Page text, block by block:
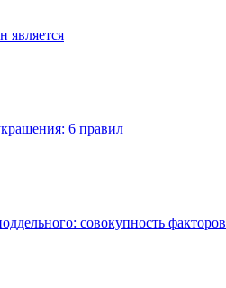
является
6 правил
совокупность факторов